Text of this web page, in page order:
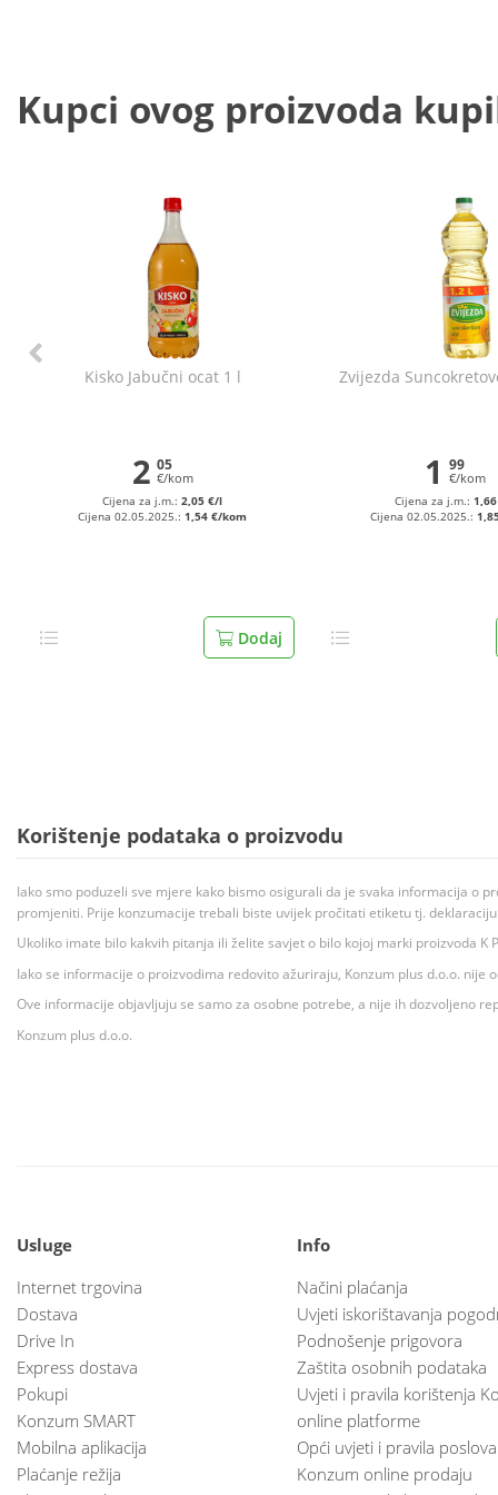
Kupci ovog proizvoda
Kisko Jabučni ocat 1 l
2 05
€/kom
Cijena za j.m.:2,05 €/l
Cijena 02.05.2025.:1,54 €/kom
Dodaj
Zvijezda
1 99
€/kom
Cijena za j.m.:
Cijena 02.05.2025.:
Korištenje podataka o proizvodu
Iako smo poduzeli sve mjere kako bismo osigurali da je svaka informacija o
promjeniti. Prije konzumacije trebali biste uvijek pročitati etiketu tj.
Ukoliko imate bilo kakvih pitanja ili želite savjet o bilo kojoj marki proizvoda
Iako se informacije o proizvodima redovito ažuriraju, Konzum plus d.o.o.
Ove informacije objavljuju se samo za osobne potrebe, a nije ih dozvoljeno
Konzum plus d.o.o.
Usluge
Internet trgovina
Dostava
Drive In
Express dostava
Pokupi
Konzum SMART
Mobilna aplikacija
Plaćanje režija
Info
Načini plaćanja
Uvjeti iskorištavanja
Podnošenje prigovora
Zaštita osobnih podataka
Uvjeti i pravila korištenja
online platforme
Opći uvjeti i pravila
Konzum online prodaju